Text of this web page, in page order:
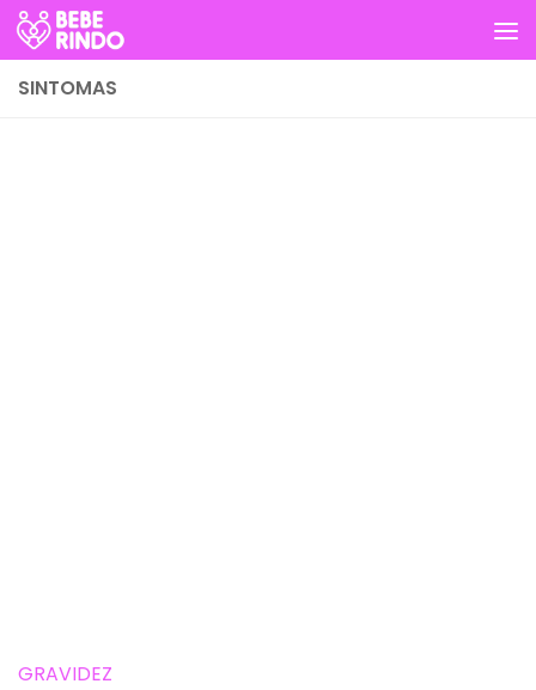
Skip to content
SINTOMAS
GRAVIDEZ